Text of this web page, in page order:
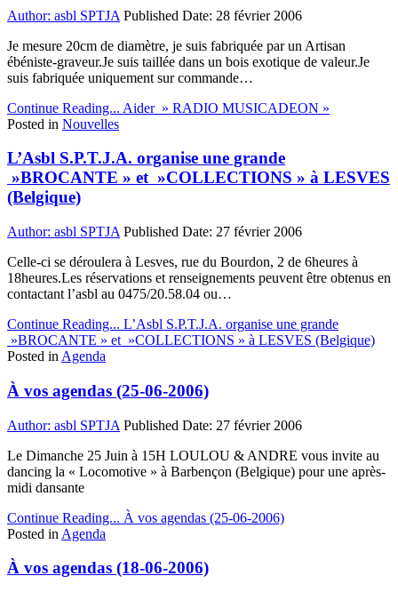
Author: asbl SPTJA Published Date: 28 février 2006
Je mesure 20cm de diamètre, je suis fabriquée par un Artisan
ébéniste-graveur.Je suis taillée dans un bois exotique de valeur.Je
suis fabriquée uniquement sur commande…
Continue Reading... Aider » RADIO MUSICADEON »
Posted in Nouvelles
L’Asbl S.P.T.J.A. organise une grande
»BROCANTE » et »COLLECTIONS » à LESVES
(Belgique)
Author: asbl SPTJA Published Date: 27 février 2006
Celle-ci se déroulera à Lesves, rue du Bourdon, 2 de 6heures à
18heures.Les réservations et renseignements peuvent être obtenus en
contactant l’asbl au 0475/20.58.04 ou…
Continue Reading... L’Asbl S.P.T.J.A. organise une grande
»BROCANTE » et »COLLECTIONS » à LESVES (Belgique)
Posted in Agenda
À vos agendas (25-06-2006)
Author: asbl SPTJA Published Date: 27 février 2006
Le Dimanche 25 Juin à 15H LOULOU & ANDRE vous invite au
dancing la « Locomotive » à Barbençon (Belgique) pour une après-
midi dansante
Continue Reading... À vos agendas (25-06-2006)
Posted in Agenda
À vos agendas (18-06-2006)